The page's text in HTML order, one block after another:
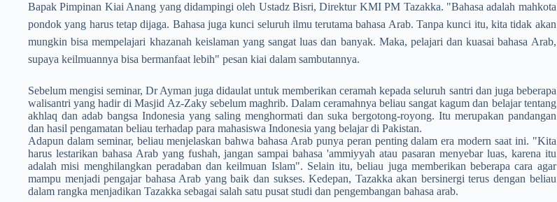
Bapak Pimpinan Kiai Anang yang didampingi oleh Ustadz Bisri, Direktur KMI PM Tazakka. "Bahasa adalah mahkota
pondok yang harus tetap dijaga. Bahasa juga kunci seluruh ilmu terutama bahasa Arab. Tanpa kunci itu, kita tidak akan
mungkin bisa mempelajari khazanah keislaman yang sangat luas dan banyak. Maka, pelajari dan kuasai bahasa Arab,
supaya keilmuannya bisa bermanfaat lebih" pesan kiai dalam sambutannya.
Sebelum mengisi seminar, Dr Ayman juga didaulat untuk memberikan ceramah kepada seluruh santri dan juga beberapa
walisantri yang hadir di Masjid Az-Zaky sebelum maghrib. Dalam ceramahnya beliau sangat kagum dan belajar tentang
akhlaq dan adab bangsa Indonesia yang saling menghormati dan suka bergotong-royong. Itu merupakan pandangan
dan hasil pengamatan beliau terhadap para mahasiswa Indonesia yang belajar di Pakistan.
Adapun dalam seminar, beliau menjelaskan bahwa bahasa Arab punya peran penting dalam era modern saat ini. "Kita
harus lestarikan bahasa Arab yang fushah, jangan sampai bahasa 'ammiyyah atau pasaran menyebar luas, karena itu
adalah misi menghilangkan peradaban dan keilmuan Islam". Selain itu, beliau juga memberikan beberapa cara agar
mampu menjadi pengajar bahasa Arab yang baik dan sukses. Kedepan, Tazakka akan bersinergi terus dengan beliau
dalam rangka menjadikan Tazakka sebagai salah satu pusat studi dan pengembangan bahasa arab.